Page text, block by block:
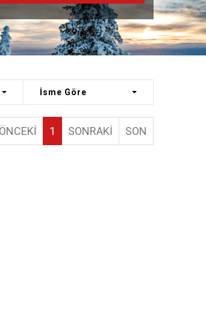
İsme Göre
ÖNCEKİ 1 SONRAKİ SON